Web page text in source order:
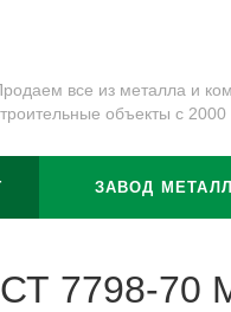
все из металла и
объекты с 2000
ЗАВОД
7798-70